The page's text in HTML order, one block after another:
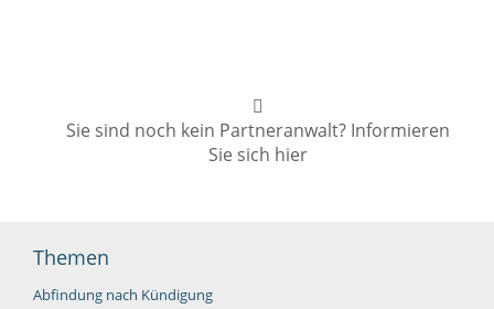
Sie sind noch kein Partneranwalt? Informieren
Sie sich hier
Themen
Abfindung nach Kündigung